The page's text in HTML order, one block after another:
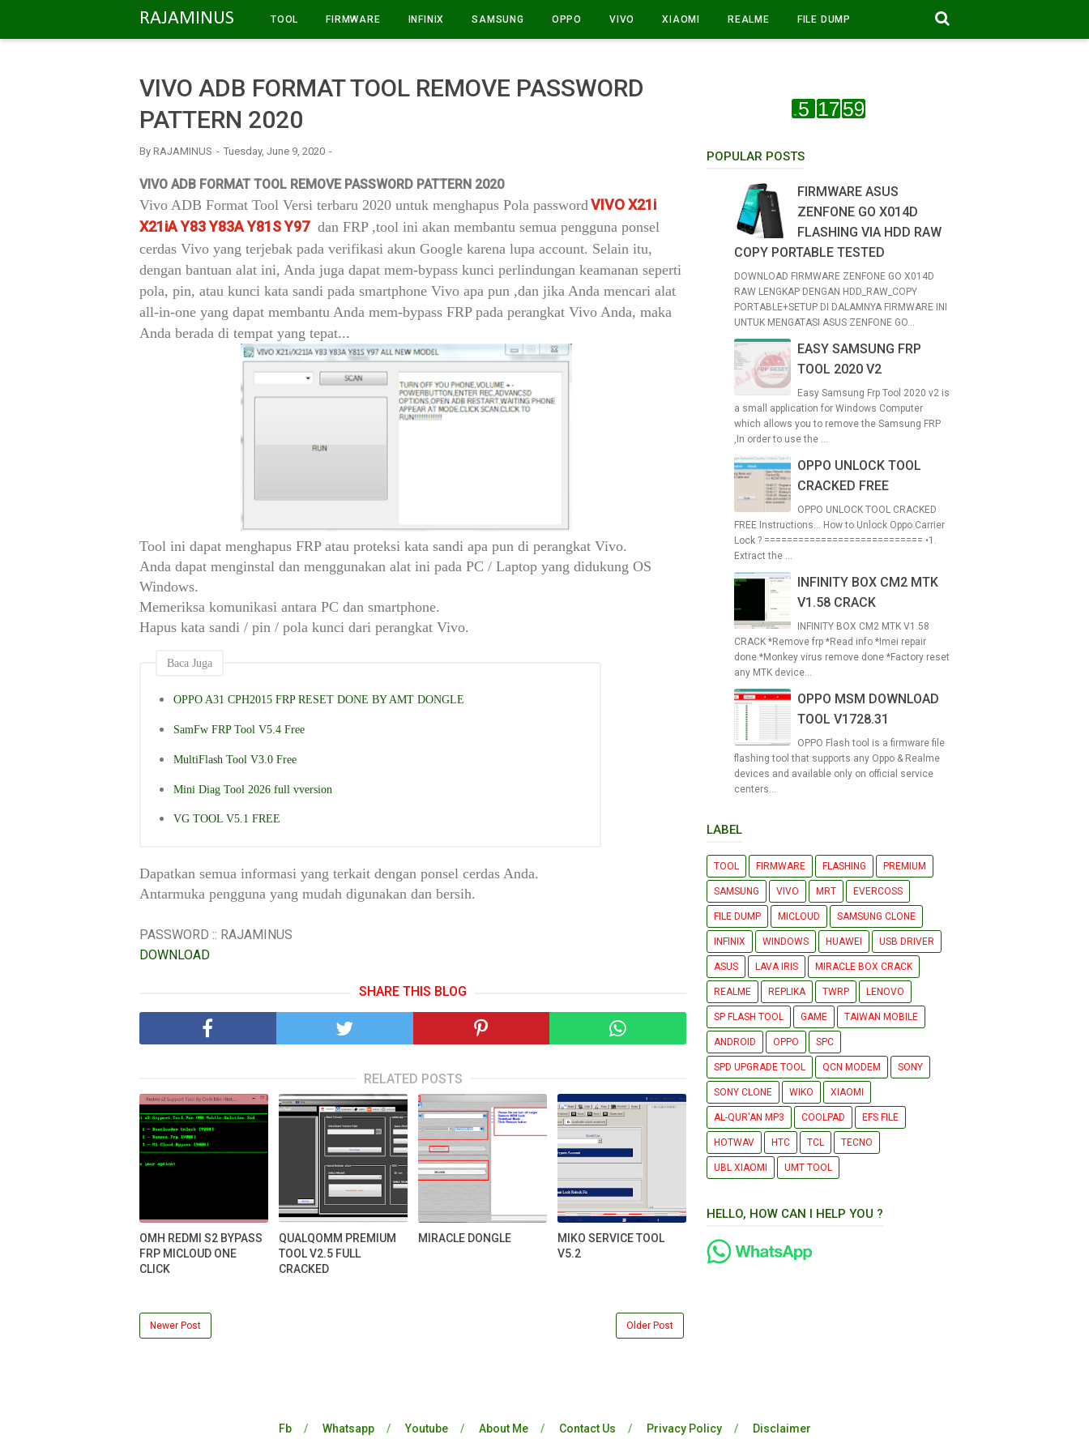
RAJAMINUS TOOL FIRMWARE INFINIX SAMSUNG OPPO VIVO XIAOMI REALME FILE DUMP
VIVO ADB FORMAT TOOL REMOVE PASSWORD
PATTERN 2020
By RAJAMINUS Tuesday, June 9, 2020
VIVO ADB FORMAT TOOL REMOVE PASSWORD PATTERN 2020
Vivo ADB Format Tool Versi terbaru 2020 untuk menghapus Pola password VIVO X21i
X21iA Y83 Y83A Y81S Y97dan FRP ,tool ini akan membantu semua pengguna ponsel
cerdas Vivo yang terjebak pada verifikasi akun Google karena lupa account. Selain itu,
dengan bantuan alat ini, Anda juga dapat mem-bypass kunci perlindungan keamanan seperti
pola, pin, atau kunci kata sandi pada smartphone Vivo apa pun ,dan jika Anda mencari alat
all-in-one yang dapat membantu Anda mem-bypass FRP pada perangkat Vivo Anda, maka
Anda berada di tempat yang tepat...
Tool ini dapat menghapus FRP atau proteksi kata sandi apa pun di perangkat Vivo.
Anda dapat menginstal dan menggunakan alat ini pada PC / Laptop yang didukung OS
Windows.
Memeriksa komunikasi antara PC dan smartphone.
Hapus kata sandi / pin / pola kunci dari perangkat Vivo.
Baca Juga
OPPO A31 CPH2015 FRP RESET DONE BY AMT DONGLE
SamFw FRP Tool V5.4 Free
MultiFlash Tool V3.0 Free
Mini Diag Tool 2026 full vversion
VG TOOL V5.1 FREE
Dapatkan semua informasi yang terkait dengan ponsel cerdas Anda.
Antarmuka pengguna yang mudah digunakan dan bersih.
PASSWORD :: RAJAMINUS
DOWNLOAD
SHARE THIS BLOG
RELATED POSTS
OMH REDMI S2 BYPASS
FRP MICLOUD ONE
CLICK
QUALQOMM PREMIUM
TOOL V2.5 FULL
CRACKED
MIRACLE DONGLE
MIKO SERVICE TOOL
V5.2
Newer Post Older Post
POPULAR POSTS
FIRMWARE ASUS
ZENFONE GO X014D
FLASHING VIA HDD RAW
COPY PORTABLE TESTED
DOWNLOAD FIRMWARE ZENFONE GO X014D
RAW LENGKAP DENGAN HDD_RAW_COPY
PORTABLE+SETUP DI DALAMNYA FIRMWARE INI
UNTUK MENGATASI ASUS ZENFONE GO...
EASY SAMSUNG FRP
TOOL 2020 V2
Easy Samsung Frp Tool 2020 v2 is
a small application for Windows Computer
which allows you to remove the Samsung FRP
,In order to use the ...
OPPO UNLOCK TOOL
CRACKED FREE
OPPO UNLOCK TOOL CRACKED
FREE Instructions... How to Unlock Oppo Carrier
Lock ? ============================ •1.
Extract the ...
INFINITY BOX CM2 MTK
V1.58 CRACK
INFINITY BOX CM2 MTK V1.58
CRACK *Remove frp *Read info *Imei repair
done *Monkey virus remove done *Factory reset
any MTK device...
OPPO MSM DOWNLOAD
TOOL V1728.31
OPPO Flash tool is a firmware file
flashing tool that supports any Oppo & Realme
devices and available only on official service
centers...
LABEL
TOOL FIRMWARE FLASHING PREMIUM
SAMSUNG VIVO MRT EVERCOSS
FILE DUMP MICLOUD SAMSUNG CLONE
INFINIX WINDOWS HUAWEI USB DRIVER
ASUS LAVA IRIS MIRACLE BOX CRACK
REALME REPLIKA TWRP LENOVO
SP FLASH TOOL GAME TAIWAN MOBILE
ANDROID OPPO SPC
SPD UPGRADE TOOL QCN MODEM SONY
SONY CLONE WIKO XIAOMI
AL-QUR'AN MP3 COOLPAD EFS FILE
HOTWAV HTC TCL TECNO
UBL XIAOMI UMT TOOL
HELLO, HOW CAN I HELP YOU ?
Fb Whatsapp Youtube About Me Contact Us Privacy Policy Disclaimer